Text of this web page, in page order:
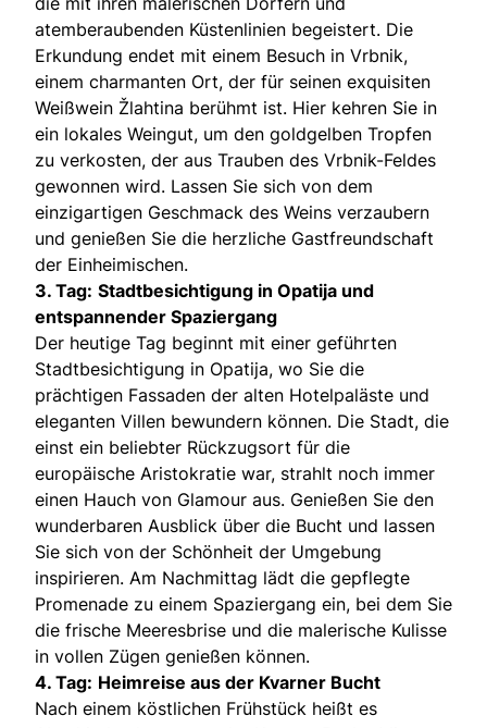
atemberaubenden Küstenlinien begeistert. Die
Erkundung endet mit einem Besuch in Vrbnik,
einem charmanten Ort, der für seinen exquisiten
Weißwein Žlahtina berühmt ist. Hier kehren Sie in
ein lokales Weingut, um den goldgelben Tropfen
zu verkosten, der aus Trauben des Vrbnik-Feldes
gewonnen wird. Lassen Sie sich von dem
einzigartigen Geschmack des Weins verzaubern
und genießen Sie die herzliche Gastfreundschaft
der Einheimischen.
3. Tag: Stadtbesichtigung in Opatija und
entspannender Spaziergang
Der heutige Tag beginnt mit einer geführten
Stadtbesichtigung in Opatija, wo Sie die
prächtigen Fassaden der alten Hotelpaläste und
eleganten Villen bewundern können. Die Stadt, die
einst ein beliebter Rückzugsort für die
europäische Aristokratie war, strahlt noch immer
einen Hauch von Glamour aus. Genießen Sie den
wunderbaren Ausblick über die Bucht und lassen
Sie sich von der Schönheit der Umgebung
inspirieren. Am Nachmittag lädt die gepflegte
Promenade zu einem Spaziergang ein, bei dem Sie
die frische Meeresbrise und die malerische Kulisse
in vollen Zügen genießen können.
4. Tag: Heimreise aus der Kvarner Bucht
Nach einem köstlichen Frühstück heißt es